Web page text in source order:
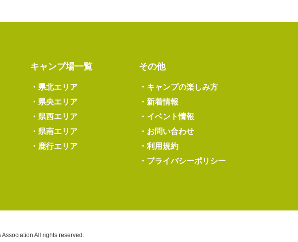
キャンプ場一覧
・ 県北エリア
・ 県央エリア
・ 県西エリア
・ 県南エリア
・ 鹿行エリア
その他
・ キャンプの楽しみ方
・ 新着情報
・ イベント情報
・ お問い合わせ
・ 利用規約
・ プライバシーポリシー
All rights reserved.